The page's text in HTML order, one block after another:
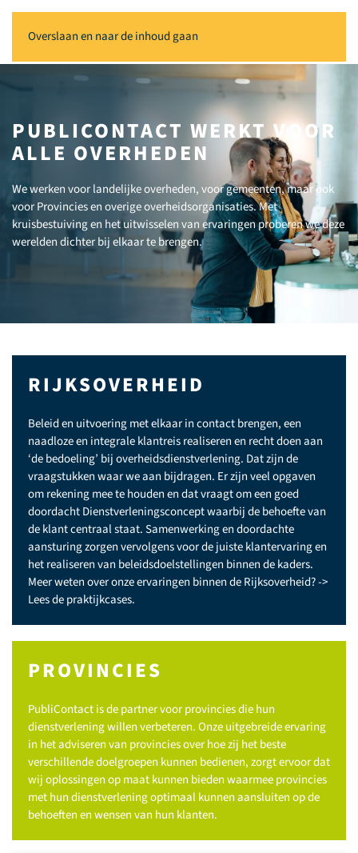
Overslaan en naar de inhoud gaan
PUBLICONTACT WERKT VOOR
ALLE OVERHEDEN
We werken voor landelijke overheden, voor gemeenten, maar ook
voor Provincies en overige overheidsorganisaties. Met
kruisbestuiving en het uitwisselen van ervaringen proberen we deze
werelden dichter bij elkaar te brengen.
RIJKSOVERHEID
Beleid en uitvoering met elkaar in contact brengen, een
naadloze en integrale klantreis realiseren en recht doen aan
‘de bedoeling’ bij overheidsdienstverlening. Dat zijn de
vraagstukken waar we aan bijdragen. Er zijn veel opgaven
om rekening mee te houden en dat vraagt om een goed
doordacht Dienstverleningsconcept waarbij de behoefte van
de klant centraal staat. Samenwerking en doordachte
aansturing zorgen vervolgens voor de juiste klantervaring en
het realiseren van beleidsdoelstellingen binnen de kaders.
Meer weten over onze ervaringen binnen de Rijksoverheid? ->
Lees de praktijkcases.
PROVINCIES
PubliContact is de partner voor provincies die hun
dienstverlening willen verbeteren. Onze uitgebreide ervaring
in het adviseren van provincies over hoe zij het beste
verschillende doelgroepen kunnen bedienen, zorgt ervoor dat
wij oplossingen op maat kunnen bieden waarmee provincies
met hun dienstverlening optimaal kunnen aansluiten op de
behoeften en wensen van hun klanten.